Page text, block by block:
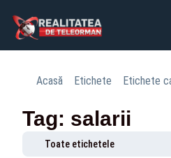
Acasă Etichete Etichete
Tag: salarii
Toate etichetele